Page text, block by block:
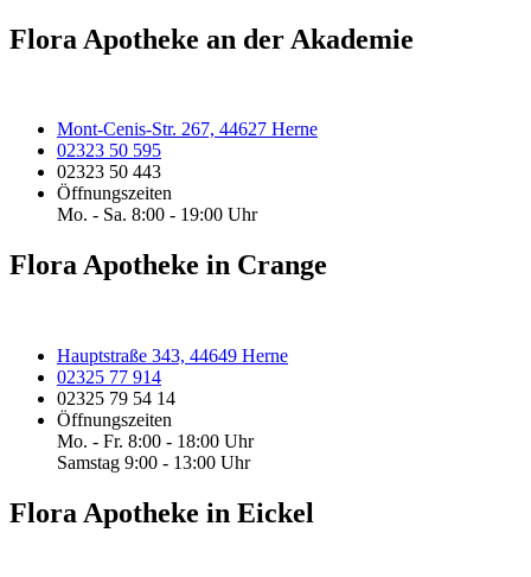
Flora Apotheke an der Akademie
Mont-Cenis-Str. 267, 44627 Herne
02323 50 595
02323 50 443
Öffnungszeiten
Mo. - Sa. 8:00 - 19:00 Uhr
Flora Apotheke in Crange
Hauptstraße 343, 44649 Herne
02325 77 914
02325 79 54 14
Öffnungszeiten
Mo. - Fr. 8:00 - 18:00 Uhr
Samstag 9:00 - 13:00 Uhr
Flora Apotheke in Eickel